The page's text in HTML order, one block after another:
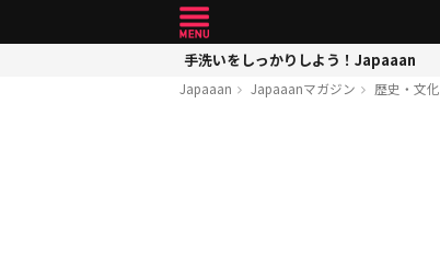
手洗いをしっかりしよう！Japaaan
Japaaan Japaaanマガジン 歴史・文化